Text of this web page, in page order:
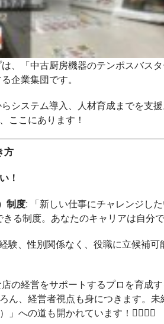
、「中古厨房機器のテンポスバス
企業集団です。
システム導入、人材育成までを支
ここにあります！
方
！
制度: 「新しい仕事にチャレンジした
る制度。あなたのキャリアは自分
験、性別関係なく、役職に立候補可
の経営をサポートするプロを育成
ん、経営者視点も身につきます。
」への道も開かれています！👩‍⚕️👨‍⚕️